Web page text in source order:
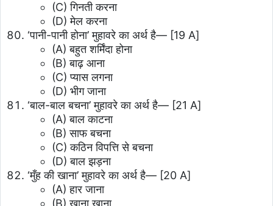
(C) गिनती करना
(D) मेल करना
‘पानी-पानी होना’ मुहावरे का अर्थ है— [19 A]
(A) बहुत शर्मिंदा होना
(B) बाढ़ आना
(C) प्यास लगना
(D) भीग जाना
‘बाल-बाल बचना’ मुहावरे का अर्थ है— [21 A]
(A) बाल काटना
(B) साफ बचना
(C) कठिन विपत्ति से बचना
(D) बाल झड़ना
‘मुँह की खाना’ मुहावरे का अर्थ है— [20 A]
(A) हार जाना
(B) खाना खाना